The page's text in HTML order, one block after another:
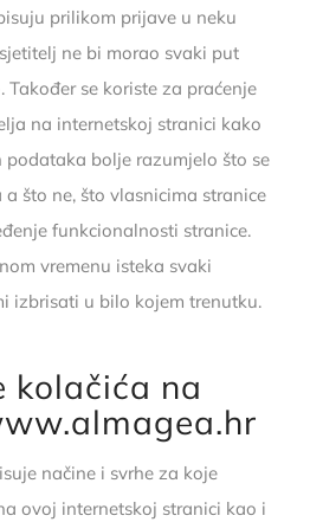
prilikom prijave u neku
ne bi morao svaki put
se koriste za praćenje
na internetskoj stranici kako
podataka bolje razumjelo što se
što ne, što vlasnicima stranice
funkcionalnosti stranice.
vremenu isteka svaki
izbrisati u bilo kojem trenutku.
kolačića na
načine i svrhe za koje
ovoj internetskoj stranici kao i